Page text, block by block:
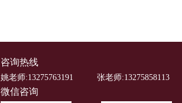
咨询热线
姚老师:13275763191 张老师:13275858113
微信咨询